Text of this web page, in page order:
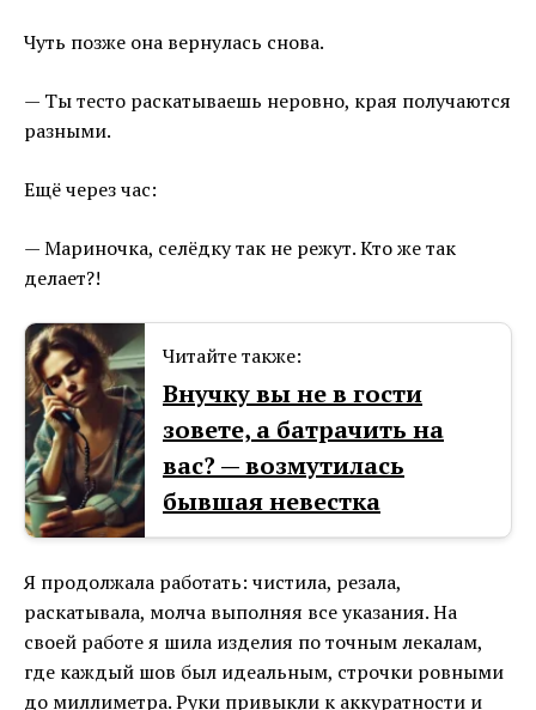
Чуть позже она вернулась снова.
— Ты тесто раскатываешь неровно, края получаются
разными.
Ещё через час:
— Мариночка, селёдку так не режут. Кто же так
делает?!
Читайте также:
Внучку вы не в гости
зовете, а батрачить на
вас? — возмутилась
бывшая невестка
Я продолжала работать: чистила, резала,
раскатывала, молча выполняя все указания. На
своей работе я шила изделия по точным лекалам,
где каждый шов был идеальным, строчки ровными
до миллиметра. Руки привыкли к аккуратности и